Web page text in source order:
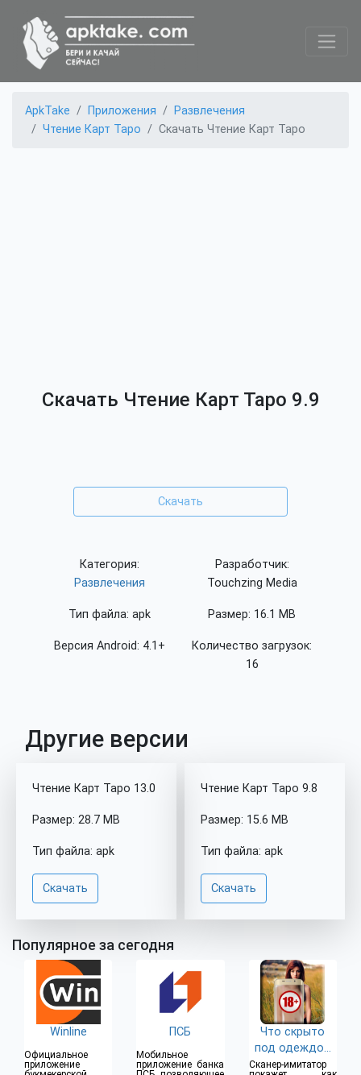
ApkTake Приложения
Развлечения
Чтение Карт Таро
Скачать Чтение Карт Таро
Скачать Чтение Карт Таро 9.9
Скачать
Категория:
Развлечения
Тип файла: apk
Версия Android: 4.1+
Разработчик:
Touchzing Media
Размер: 16.1 MB
Количество загрузок:
16
Другие версии
Чтение Карт Таро 13.0
Размер: 28.7 MB
Тип файла: apk
Скачать
Чтение Карт Таро 9.8
Размер: 15.6 MB
Тип файла: apk
Скачать
Популярное за сегодня
Winline
Официальное
приложение
ПСБ
Мобильное
приложение банка
Что скрыто
под одеждой
(18+)
Сканер-имитатор